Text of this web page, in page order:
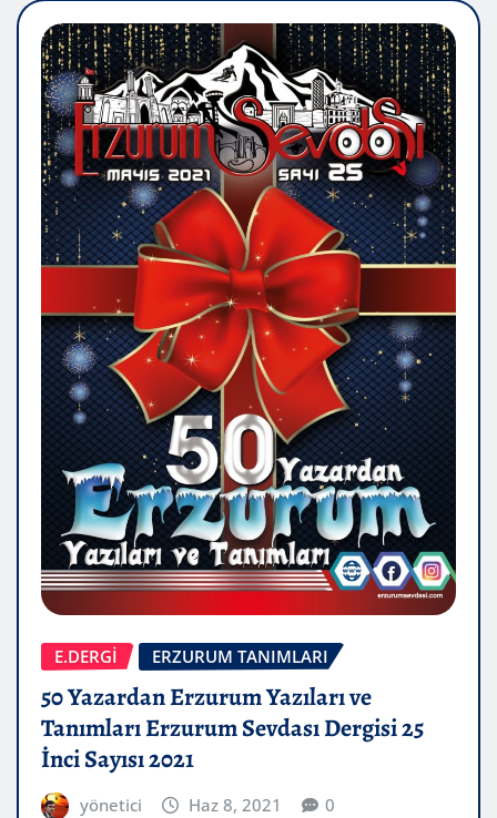
E.DERGİ ERZURUM TANIMLARI
50 Yazardan Erzurum Yazıları ve
Tanımları Erzurum Sevdası Dergisi 25
İnci Sayısı 2021
yönetici Haz 8, 2021 0